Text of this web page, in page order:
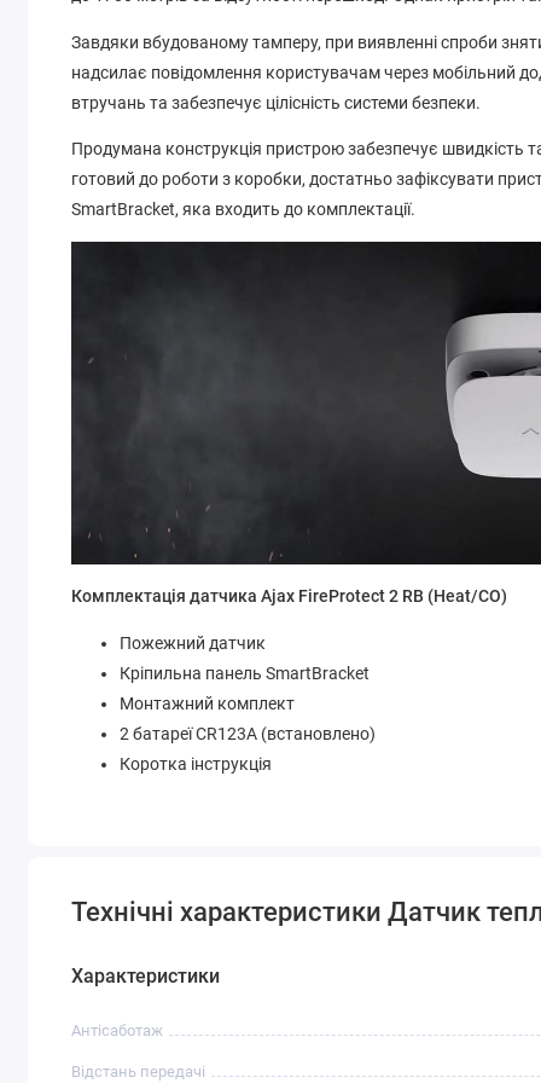
Завдяки вбудованому тамперу, при виявленні спроби
надсилає повідомлення користувачам через мобільний
втручань та забезпечує цілісність системи безпеки.
Продумана конструкція пристрою забезпечує швидкість
готовий до роботи з коробки, достатньо зафіксувати
SmartBracket, яка входить до комплектації.
Комплектація датчика Ajax FireProtect 2 RB (Heat/CO)
Пожежний датчик
Кріпильна панель SmartBracket
Монтажний комплект
2 батареї CR123A (встановлено)
Коротка інструкція
Технічні характеристики Датчик
Характеристики
Антісаботаж
Відстань передачі